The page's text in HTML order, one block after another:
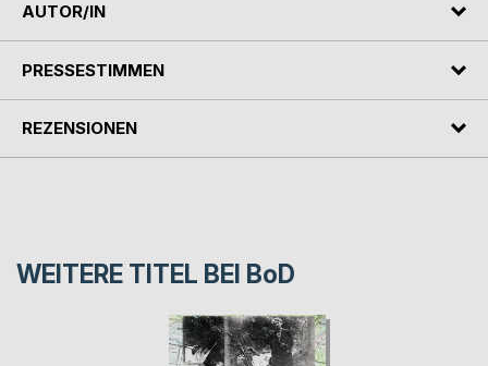
AUTOR/IN
PRESSESTIMMEN
REZENSIONEN
WEITERE TITEL BEI BoD